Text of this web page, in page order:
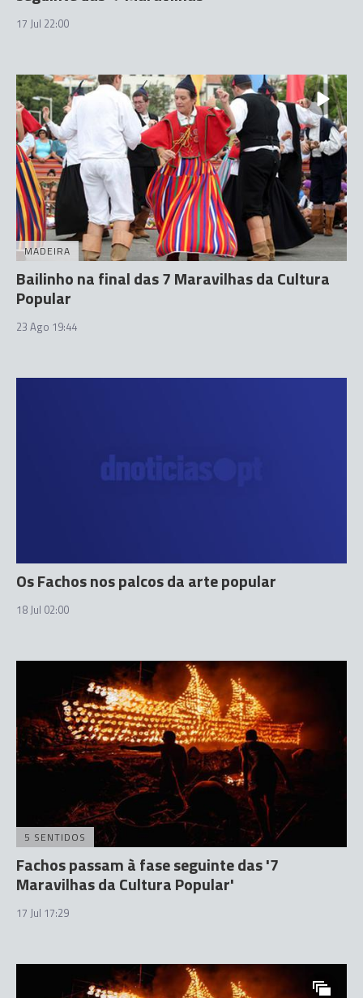
17 Jul 22:00
MADEIRA
Bailinho na final das 7 Maravilhas da Cultura
Popular
23 Ago 19:44
Os Fachos nos palcos da arte popular
18 Jul 02:00
5 SENTIDOS
Fachos passam à fase seguinte das '7
Maravilhas da Cultura Popular'
17 Jul 17:29